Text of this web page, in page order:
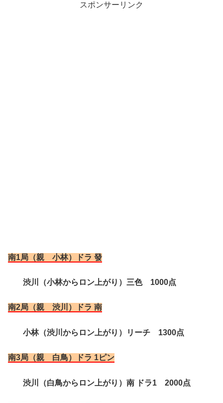
スポンサーリンク
南1局（親 小林）ドラ 發
渋川（小林からロン上がり）三色 1000点
南2局（親 渋川）ドラ 南
小林（渋川からロン上がり）リーチ 1300点
南3局（親 白鳥）ドラ 1ピン
渋川（白鳥からロン上がり）南 ドラ1 2000点